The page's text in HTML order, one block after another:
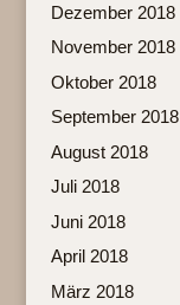
Dezember 2018
November 2018
Oktober 2018
September 2018
August 2018
Juli 2018
Juni 2018
April 2018
März 2018